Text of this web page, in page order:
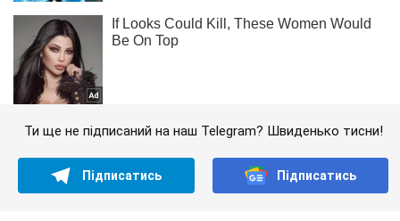
Ти ще не підписаний на наш Telegram? Швиденько тисни!
Підписатись Підписатись